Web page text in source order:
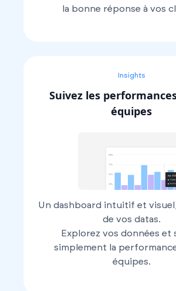
la bonne réponse à vos
Insights
Suivez les
équipes
Un dashboard intuitif et
de vos datas.
Explorez vos données et
simplement la
équipes.